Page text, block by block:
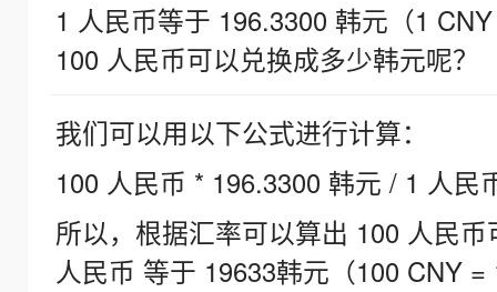
1 人民币等于 196.3300 韩元（1
100 人民币可以兑换成多少韩元呢？
我们可以用以下公式进行计算：
100 人民币 * 196.3300 韩元 / 1 人民
所以，根据汇率可以算出 100 人民
人民币 等于 19633韩元（100 CNY =